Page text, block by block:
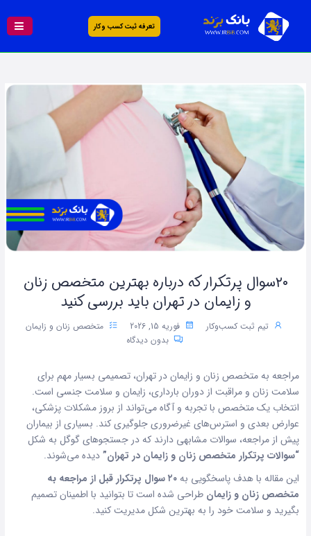
تعرفه ثبت کسب و کار
۲۰سوال پرتکرار که درباره بهترین متخصص زنان
و زایمان در تهران باید بررسی کنید
تیم ثبت کسب‌وکار فوریه 15, 2026
متخصص زنان و زایمان
بدون دیدگاه
مراجعه به متخصص زنان و زایمان در تهران، تصمیمی بسیار مهم برای
سلامت زنان و مراقبت از دوران بارداری، زایمان و سلامت جنسی است.
انتخاب یک متخصص با تجربه و آگاه می‌تواند از بروز مشکلات پزشکی،
عوارض بعدی و استرس‌های غیرضروری جلوگیری کند. بسیاری از بیماران
پیش از مراجعه، سوالات مشابهی دارند که در جستجوهای گوگل به شکل
“سوالات پرتکرار متخصص زنان و زایمان در تهران”دیده می‌شوند.
این مقاله با هدف پاسخگویی به
۲۰ سوال پرتکرار قبل از مراجعه به
متخصص زنان و زایمان طراحی شده است تا بتوانید با اطمینان تصمیم
بگیرید و سلامت خود را به بهترین شکل مدیریت کنید.